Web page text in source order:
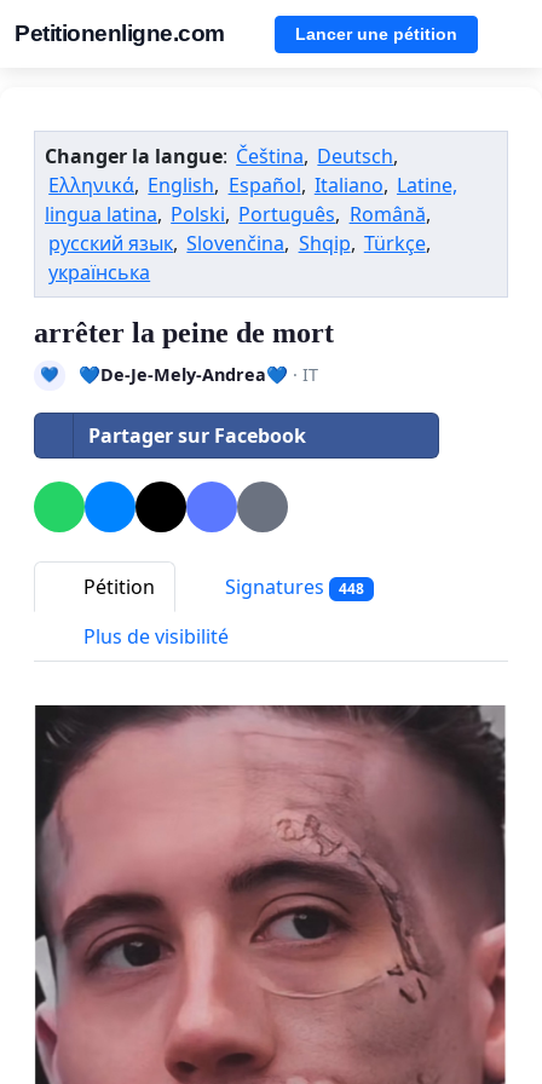
Petitionenligne.com Lancer une pétition
Changer la langue: Čeština, Deutsch,
Ελληνικά, English, Español, Italiano, Latine,
lingua latina, Polski, Português, Română,
русский язык, Slovenčina, Shqip, Türkçe,
українська
arrêter la peine de mort
💙 💙De-Je-Mely-Andrea💙 · IT
Partager sur Facebook
Pétition Signatures 448
Plus de visibilité